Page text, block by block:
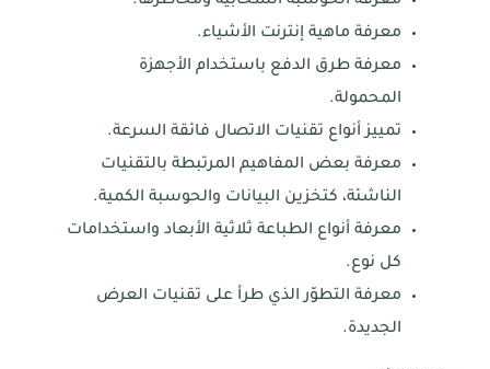
معرفة ماهية إنترنت الأشياء.
معرفة طرق الدفع باستخدام الأجهزة
المحمولة.
تمييز أنواع تقنيات الاتصال فائقة السرعة.
معرفة بعض المفاهيم المرتبطة بالتقنيات
الناشئة، كتخزين البيانات والحوسبة الكمية.
معرفة أنواع الطباعة ثلاثية الأبعاد واستخدامات
كل نوع.
معرفة التطوّر الذي طرأ على تقنيات العرض
الجديدة.